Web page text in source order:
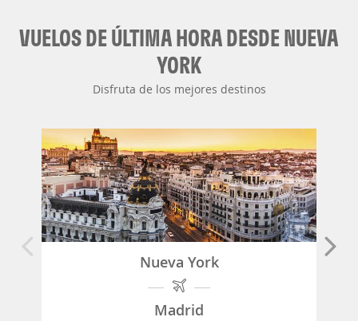
VUELOS DE ÚLTIMA HORA DESDE NUEVA
YORK
Disfruta de los mejores destinos
Nueva York
Madrid